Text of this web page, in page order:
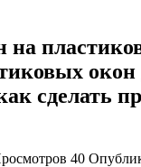
на
окон
сделать
40